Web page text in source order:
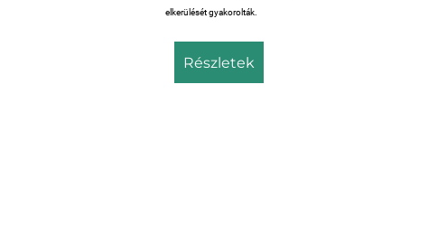
elkerülését gyakorolták.
részletek